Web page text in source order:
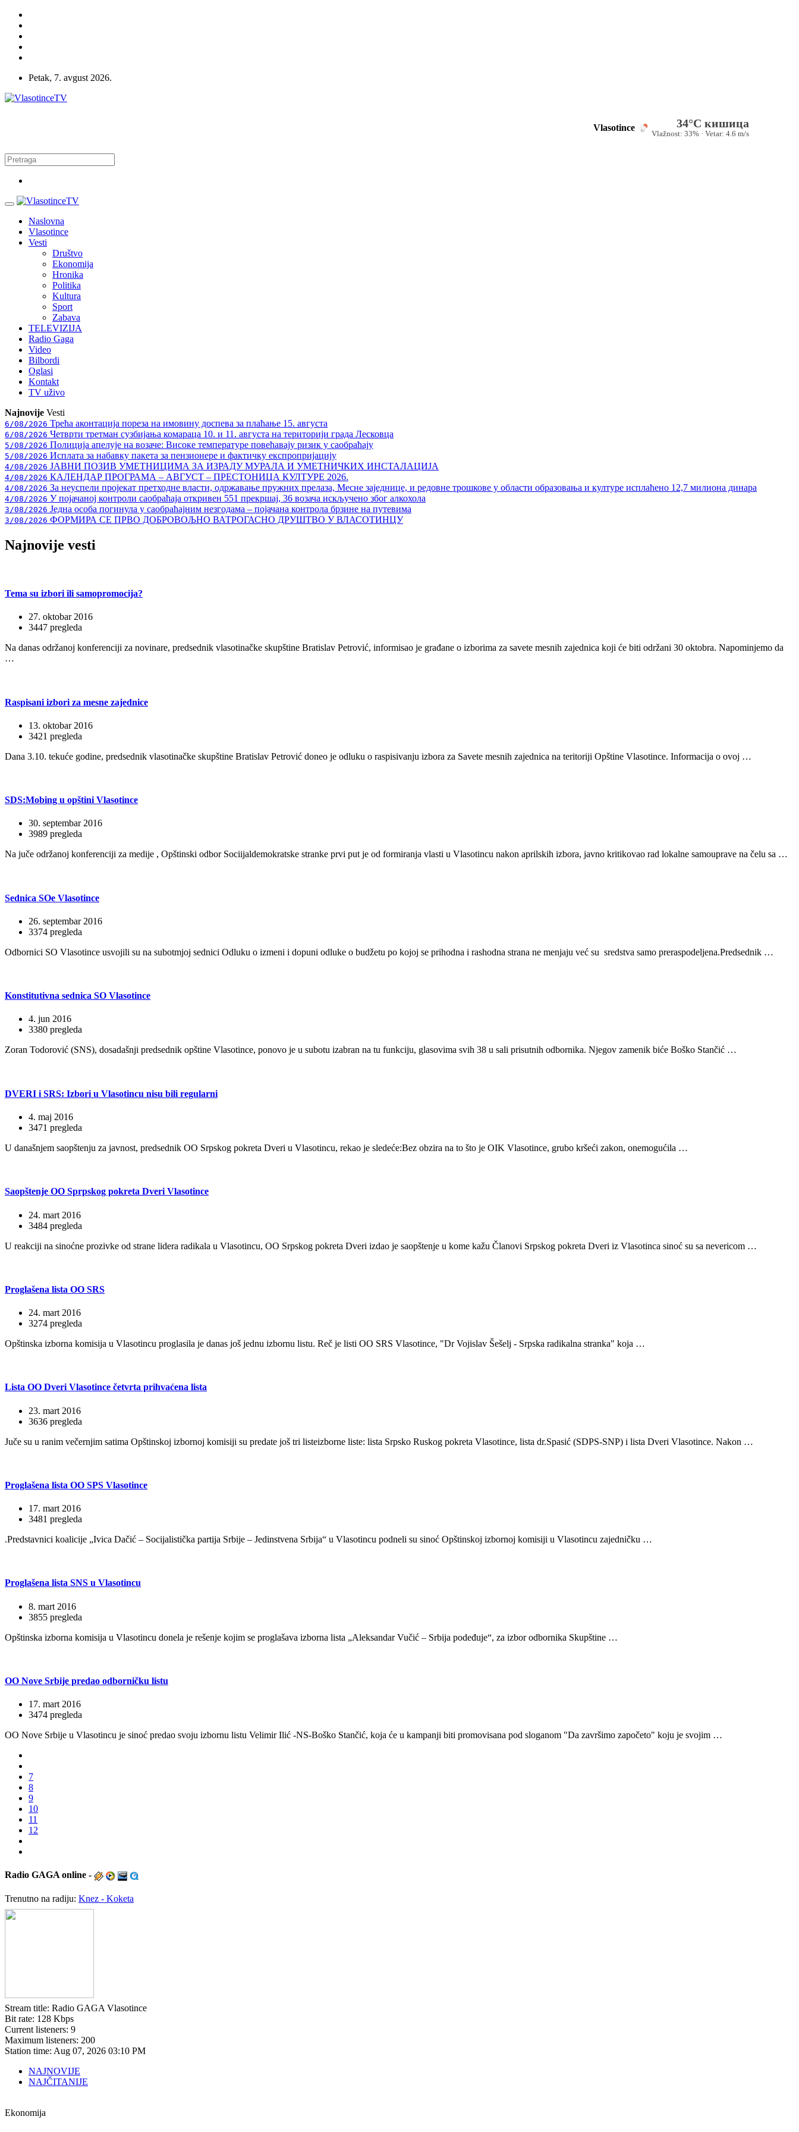
Petak, 7. avgust 2026.
Vlasotince 34°C кишица
Vlažnost: 33% · Vetar: 4.6 m/s
Naslovna
Vlasotince
Vesti
Društvo
Ekonomija
Hronika
Politika
Kultura
Sport
Zabava
TELEVIZIJA
Radio Gaga
Video
Bilbordi
Oglasi
Kontakt
TV uživo
Najnovije Vesti
6/08/2026 Трећа аконтација пореза на имовину доспева за плаћање 15. августа
6/08/2026 Четврти третман сузбијања комараца 10. и 11. августа на територији града Лесковца
5/08/2026 Полиција апелује на возаче: Високе температуре повећавају ризик у саобраћају
5/08/2026 Исплата за набавку пакета за пензионере и фактичку експропријацију
4/08/2026 ЈАВНИ ПОЗИВ УМЕТНИЦИМА ЗА ИЗРАДУ МУРАЛА И УМЕТНИЧКИХ ИНСТАЛАЦИЈА
4/08/2026 КАЛЕНДАР ПРОГРАМА – АВГУСТ – ПРЕСТОНИЦА КУЛТУРЕ 2026.
4/08/2026 За неуспели пројекат претходне власти, одржавање пружних прелаза, Месне заједнице, и редовне трошкове у области образовања и културе исплаћено 12,7 милиона динара
4/08/2026 У појачаној контроли саобраћаја откривен 551 прекршај, 36 возача искључено због алкохола
3/08/2026 Једна особа погинула у саобраћајним незгодама – појачана контрола брзине на путевима
3/08/2026 ФОРМИРА СЕ ПРВО ДОБРОВОЉНО ВАТРОГАСНО ДРУШТВО У ВЛАСОТИНЦУ
Najnovije vesti
Tema su izbori ili samopromocija?
27. oktobar 2016
3447 pregleda
Na danas održanoj konferenciji za novinare, predsednik vlasotinačke skupštine Bratislav Petrović, informisao je građane o izborima za savete mesnih zajednica koji će biti održani 30 oktobra. Napominjemo da
…
Raspisani izbori za mesne zajednice
13. oktobar 2016
3421 pregleda
Dana 3.10. tekuće godine, predsednik vlasotinačke skupštine Bratislav Petrović doneo je odluku o raspisivanju izbora za Savete mesnih zajednica na teritoriji Opštine Vlasotince. Informacija o ovoj …
SDS:Mobing u opštini Vlasotince
30. septembar 2016
3989 pregleda
Na juče održanoj konferenciji za medije , Opštinski odbor Sociijaldemokratske stranke prvi put je od formiranja vlasti u Vlasotincu nakon aprilskih izbora, javno kritikovao rad lokalne samouprave na čelu sa …
Sednica SOe Vlasotince
26. septembar 2016
3374 pregleda
Odbornici SO Vlasotince usvojili su na subotmjoj sednici Odluku o izmeni i dopuni odluke o budžetu po kojoj se prihodna i rashodna strana ne menjaju već su sredstva samo preraspodeljena.Predsednik …
Konstitutivna sednica SO Vlasotince
4. jun 2016
3380 pregleda
Zoran Todorović (SNS), dosadašnji predsednik opštine Vlasotince, ponovo je u subotu izabran na tu funkciju, glasovima svih 38 u sali prisutnih odbornika. Njegov zamenik biće Boško Stančić …
DVERI i SRS: Izbori u Vlasotincu nisu bili regularni
4. maj 2016
3471 pregleda
U današnjem saopštenju za javnost, predsednik OO Srpskog pokreta Dveri u Vlasotincu, rekao je sledeće:Bez obzira na to što je OIK Vlasotince, grubo kršeći zakon, onemogućila …
Saopštenje OO Sprpskog pokreta Dveri Vlasotince
24. mart 2016
3484 pregleda
U reakciji na sinoćne prozivke od strane lidera radikala u Vlasotincu, OO Srpskog pokreta Dveri izdao je saopštenje u kome kažu Članovi Srpskog pokreta Dveri iz Vlasotinca sinoć su sa nevericom …
Proglašena lista OO SRS
24. mart 2016
3274 pregleda
Opštinska izborna komisija u Vlasotincu proglasila je danas još jednu izbornu listu. Reč je listi OO SRS Vlasotince, "Dr Vojislav Šešelj - Srpska radikalna stranka" koja …
Lista OO Dveri Vlasotince četvrta prihvaćena lista
23. mart 2016
3636 pregleda
Juče su u ranim večernjim satima Opštinskoj izbornoj komisiji su predate još tri listeizborne liste: lista Srpsko Ruskog pokreta Vlasotince, lista dr.Spasić (SDPS-SNP) i lista Dveri Vlasotince. Nakon …
Proglašena lista OO SPS Vlasotince
17. mart 2016
3481 pregleda
.Predstavnici koalicije „Ivica Dačić – Socijalistička partija Srbije – Jedinstvena Srbija“ u Vlasotincu podneli su sinoć Opštinskoj izbornoj komisiji u Vlasotincu zajedničku …
Proglašena lista SNS u Vlasotincu
8. mart 2016
3855 pregleda
Opštinska izborna komisija u Vlasotincu donela je rešenje kojim se proglašava izborna lista „Aleksandar Vučić – Srbija podeđuje“, za izbor odbornika Skupštine …
OO Nove Srbije predao odborničku listu
17. mart 2016
3474 pregleda
OO Nove Srbije u Vlasotincu je sinoć predao svoju izbornu listu Velimir Ilić -NS-Boško Stančić, koja će u kampanji biti promovisana pod sloganom "Da završimo započeto" koju je svojim …
7
8
9
10
11
12
Radio GAGA online -
Trenutno na radiju: Knez - Koketa
Stream title: Radio GAGA Vlasotince
Bit rate: 128 Kbps
Current listeners: 9
Maximum listeners: 200
Station time: Aug 07, 2026 03:10 PM
NAJNOVIJE
NAJČITANIJE
Ekonomija